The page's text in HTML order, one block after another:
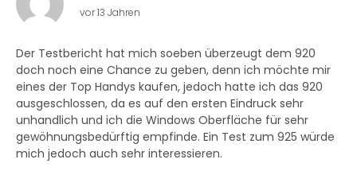
vor 13 Jahren
Der Testbericht hat mich soeben überzeugt dem 920
doch noch eine Chance zu geben, denn ich möchte mir
eines der Top Handys kaufen, jedoch hatte ich das 920
ausgeschlossen, da es auf den ersten Eindruck sehr
unhandlich und ich die Windows Oberfläche für sehr
gewöhnungsbedürftig empfinde. Ein Test zum 925 würde
mich jedoch auch sehr interessieren.